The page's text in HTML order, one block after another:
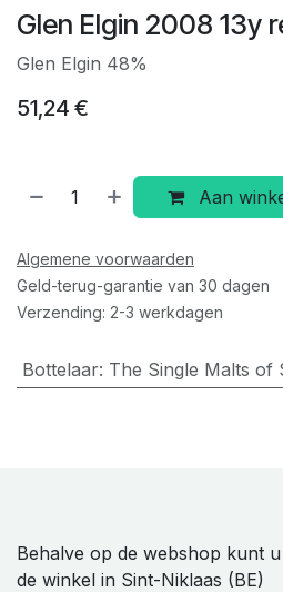
Glen Elgin 2008 13y
Glen Elgin 48%
51,24 €
Aan
Algemene voorwaarden
Geld-terug-garantie van 30 dagen
Verzending: 2-3 werkdagen
Bottelaar: The Single Malts of
Behalve op de webshop kunt
de winkel in Sint-Niklaas (BE)